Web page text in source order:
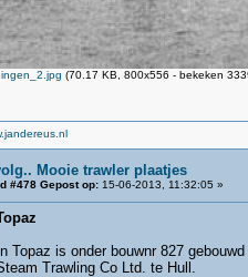
(70.17 KB, 800x556 - bekeken
Mooie trawler plaatjes
#478 Gepost op:15-06-2013, 11:32:05 »
Topaz is onder bouwnr 827
Trawling Co Ltd. te Hull.